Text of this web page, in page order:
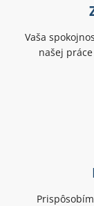
Vaša
našej